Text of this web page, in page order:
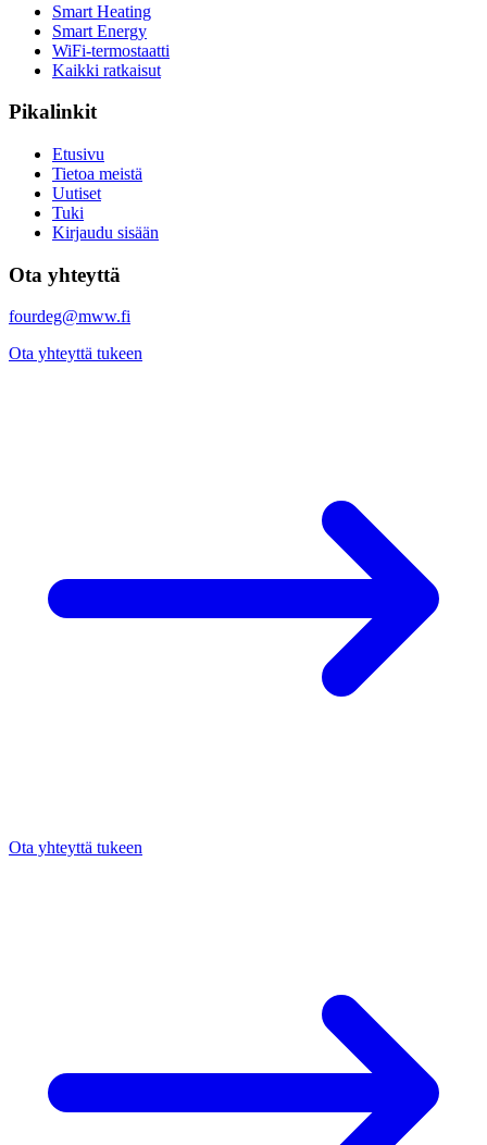
Smart Heating
Smart Energy
WiFi-termostaatti
Kaikki ratkaisut
Pikalinkit
Etusivu
Tietoa meistä
Uutiset
Tuki
Kirjaudu sisään
Ota yhteyttä
fourdeg@mww.fi
Ota yhteyttä tukeen
Ota yhteyttä tukeen